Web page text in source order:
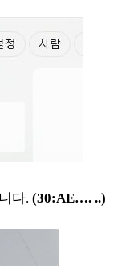
다. (30:AE…. ..)